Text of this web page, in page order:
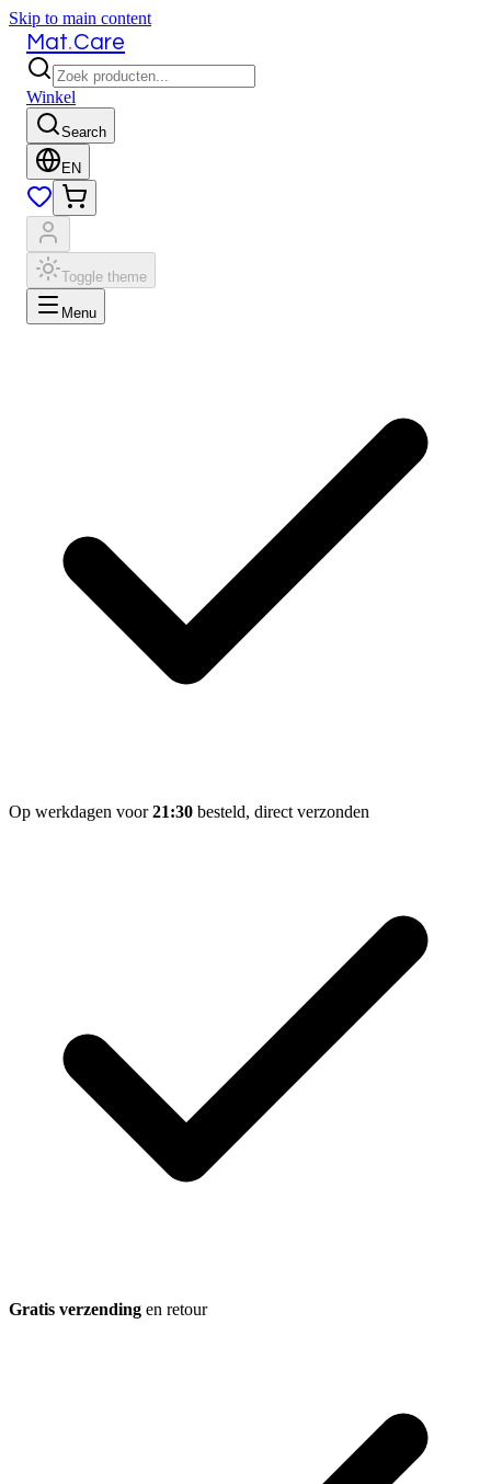
Skip to main content
Mat.Care
Winkel
Search
EN
Toggle theme
Menu
Op werkdagen voor21:30 besteld, direct verzonden
Gratis verzending en retour